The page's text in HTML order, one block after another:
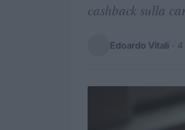
cashback sulla
Edoardo Vitali ·